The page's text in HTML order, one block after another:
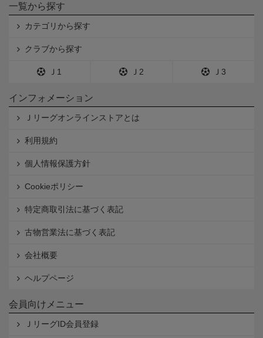
一覧から探す
カテゴリから探す
クラブから探す
Ｊ1 Ｊ2 Ｊ3
インフォメーション
Ｊリーグオンラインストアとは
利用規約
個人情報保護方針
Cookieポリシー
特定商取引法に基づく表記
古物営業法に基づく表記
会社概要
ヘルプページ
会員向けメニュー
ＪリーグID会員登録